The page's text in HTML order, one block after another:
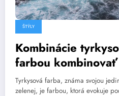
ŠTÝLY
Kombinácie
farbou
Tyrkysová farba, známa svojou
zelenej, je farbou, ktorá evokuje